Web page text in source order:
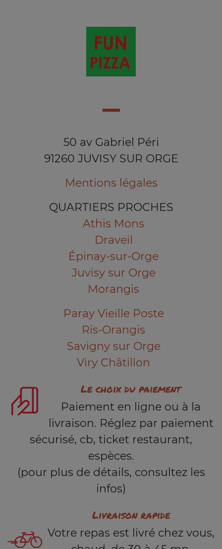
50 av Gabriel Péri
91260 JUVISY SUR ORGE
Mentions légales
QUARTIERS PROCHES
Athis Mons
Draveil
Épinay-sur-Orge
Juvisy sur Orge
Morangis
Paray Vieille Poste
Ris-Orangis
Savigny sur Orge
Viry Châtillon
Le choix du paiement
Paiement en ligne ou à la
livraison. Réglez par paiement
sécurisé, cb, ticket restaurant,
espèces.
(pour plus de détails, consultez les
infos)
Livraison rapide
Votre repas est livré chez vous,